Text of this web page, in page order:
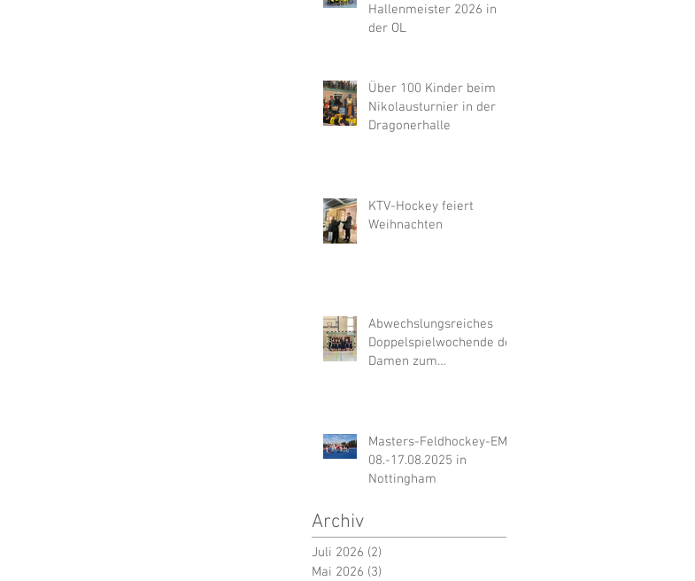
Hallenmeister 2026 in
der OL
Über 100 Kinder beim
Nikolausturnier in der
Dragonerhalle
KTV-Hockey feiert
Weihnachten
Abwechslungsreiches
Doppelspielwochende der
Damen zum
Masters-Feldhockey-EM,
08.-17.08.2025 in
Nottingham
Archiv
Juli 2026 (2)
Mai 2026 (3)